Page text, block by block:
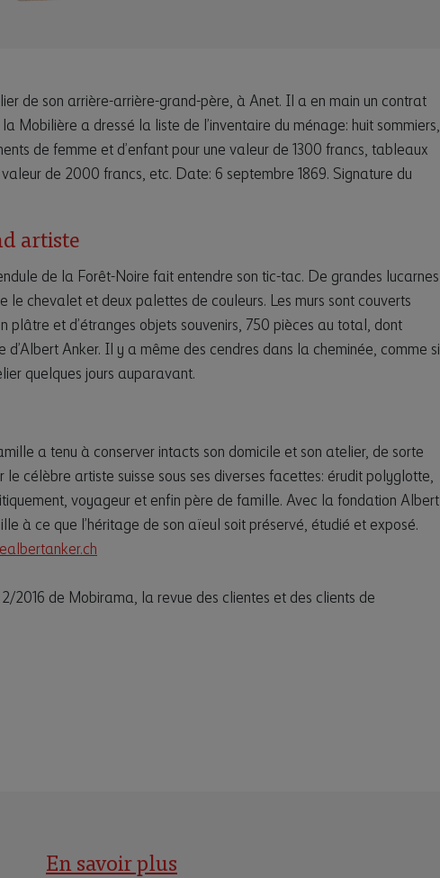
de son arrière-arrière-grand-père, à Anet. Il a en main un contrat
Mobilière a dressé la liste de l’inventaire du ménage: huit sommiers,
de femme et d’enfant pour une valeur de 1300 francs, tableaux
de 2000 francs, etc. Date: 6 septembre 1869. Signature du
artiste
de la Forêt-Noire fait entendre son tic-tac. De grandes lucarnes
le chevalet et deux palettes de couleurs. Les murs sont couverts
plâtre et d’étranges objets souvenirs, 750 pièces au total, dont
Anker. Il y a même des cendres dans la cheminée, comme si
quelques jours auparavant.
a tenu à conserver intacts son domicile et son atelier, de sorte
le célèbre artiste suisse sous ses diverses facettes: érudit polyglotte,
voyageur et enfin père de famille. Avec la fondation Albert
à ce que l’héritage de son aïeul soit préservé, étudié et exposé.
2016 de Mobirama, la revue des clientes et des clients de
En savoir plus